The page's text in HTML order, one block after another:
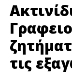
τις